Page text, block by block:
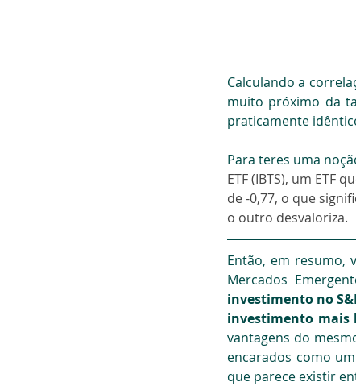
Calculando a
muito próximo da
praticamente
Para teres uma
ETF (IBTS), um ETF
de -0,77, o que
o outro desvaloriza.
Então, em resumo,
Mercados
investimento no
investimento mais
vantagens do
encarados como
que parece existir